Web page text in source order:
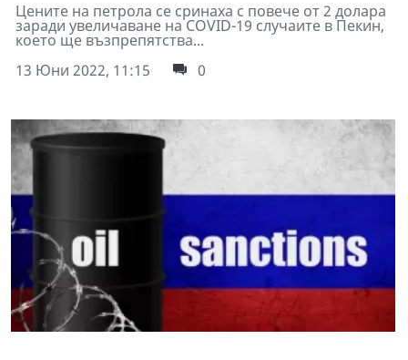
Цените на петрола се сринаха с повече от 2 долара
заради увеличаване на COVID-19 случаите в Пекин,
което ще възпрепятства...
13 Юни 2022, 11:15
0